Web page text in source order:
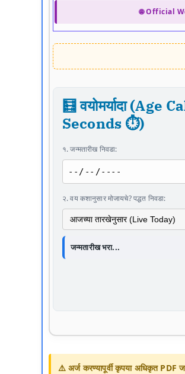
🌐 Official
🧮 वयोमर्यादा (Age
Seconds ⏱️)
१. जन्मतारीख निवडा:
२. वय कशानुसार मोजायचे? पद्धत निवडा:
जन्मतारीख भरा...
⚠️ अर्ज करण्यापूर्वी कृपया अधिकृत PDF